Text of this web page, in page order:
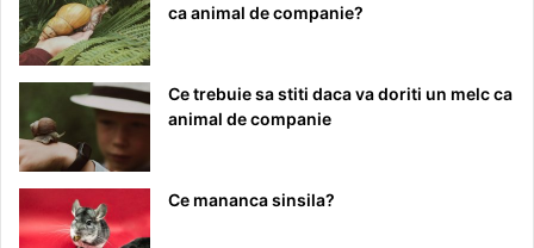
ca animal de companie?
Ce trebuie sa stiti daca va doriti un melc ca
animal de companie
Ce mananca sinsila?